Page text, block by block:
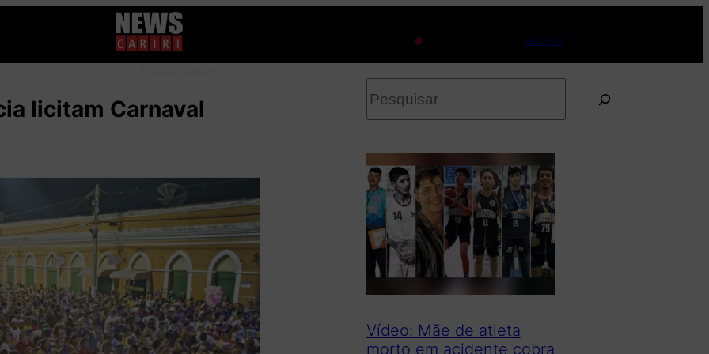
Ao Vivo
licitam Carnaval
u
i
s
a
Vídeo: Mãe de atleta
morto em acidente cobra